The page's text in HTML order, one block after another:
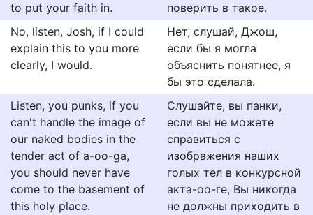
to put your faith in.
поверить в такое.
No, listen, Josh, if I could
explain this to you more
clearly, I would.
Нет, слушай, Джош,
если бы я могла
объяснить понятнее, я
бы это сделала.
Listen, you punks, if you
can't handle the image of
our naked bodies in the
tender act of a-oo-ga,
you should never have
come to the basement of
this holy place.
Слушайте, вы панки,
если вы не можете
справиться с
изображения наших
голых тел в конкурсной
акта-оо-ге, Вы никогда
не должны приходить в